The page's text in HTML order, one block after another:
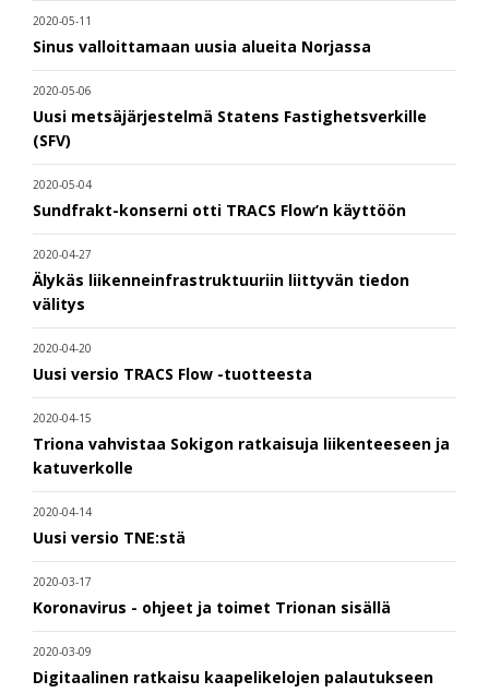
2020-05-11
Sinus valloittamaan uusia alueita Norjassa
2020-05-06
Uusi metsäjärjestelmä Statens Fastighetsverkille
(SFV)
2020-05-04
Sundfrakt-konserni otti TRACS Flow’n käyttöön
2020-04-27
Älykäs liikenneinfrastruktuuriin liittyvän tiedon
välitys
2020-04-20
Uusi versio TRACS Flow -tuotteesta
2020-04-15
Triona vahvistaa Sokigon ratkaisuja liikenteeseen ja
katuverkolle
2020-04-14
Uusi versio TNE:stä
2020-03-17
Koronavirus - ohjeet ja toimet Trionan sisällä
2020-03-09
Digitaalinen ratkaisu kaapelikelojen palautukseen